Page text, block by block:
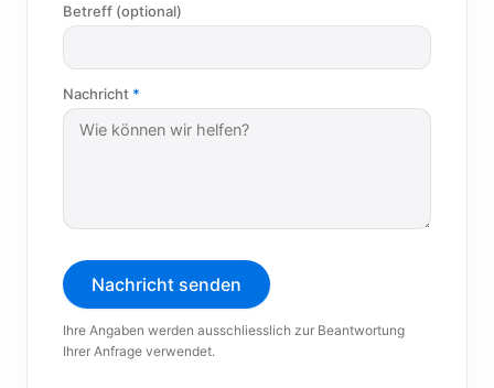
Betreff (optional)
Nachricht
Nachricht senden
Ihre Angaben werden ausschliesslich zur Beantwortung
Ihrer Anfrage verwendet.